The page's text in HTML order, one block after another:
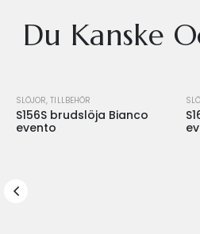
Du Kanske
SLÖJOR,TILLBEHÖR
S156S brudslöja Bianco
evento